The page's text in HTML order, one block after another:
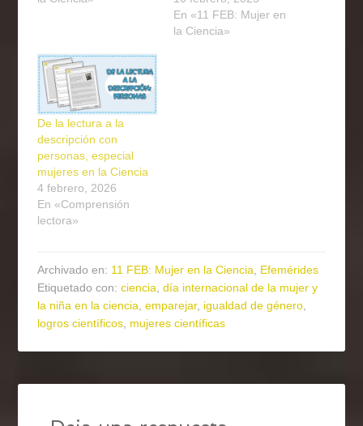
En «11 FEB: Mujer en
la Ciencia»
De la lectura a la
descripción con
personas, especial
mujeres en la Ciencia
4 febrero, 2026
En «Comprensión
lectora»
Archivado en: 11 FEB: Mujer en la Ciencia, Efemérides
Etiquetado con:ciencia,día internacional de la mujer y
la niña en la ciencia,emparejar, igualdad de género,
logros científicos, mujeres científicas